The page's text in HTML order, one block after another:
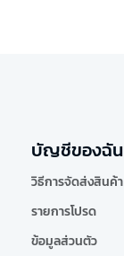
บัญชีของฉัน
วิธีการจัดส่งสินค้า
รายการโปรด
ข้อมูลส่วนตัว